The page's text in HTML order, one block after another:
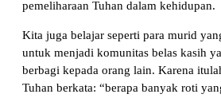
pemeliharaan Tuhan dalam kehidupan.
Kita juga belajar seperti para murid
untuk menjadi komunitas belas kasih
berbagi kepada orang lain. Karena
Tuhan berkata: “berapa banyak roti